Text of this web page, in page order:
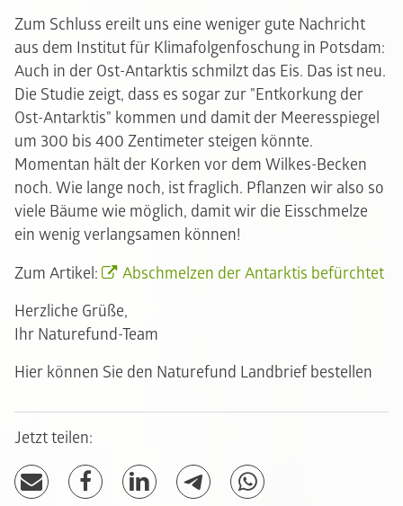
Zum Schluss ereilt uns eine weniger gute Nachricht
aus dem Institut für Klimafolgenfoschung in Potsdam:
Auch in der Ost-Antarktis schmilzt das Eis. Das ist neu.
Die Studie zeigt, dass es sogar zur "Entkorkung der
Ost-Antarktis" kommen und damit der Meeresspiegel
um 300 bis 400 Zentimeter steigen könnte.
Momentan hält der Korken vor dem Wilkes-Becken
noch. Wie lange noch, ist fraglich. Pflanzen wir also so
viele Bäume wie möglich, damit wir die Eisschmelze
ein wenig verlangsamen können!
Zum Artikel:
Abschmelzen der Antarktis befürchtet
Herzliche Grüße,
Ihr Naturefund-Team
Hier können Sie den Naturefund Landbrief bestellen
Jetzt teilen: